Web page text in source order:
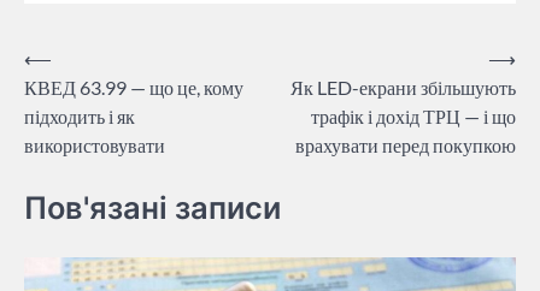
Навігація
записів
⟵
КВЕД 63.99 — що це, кому
підходить і як
використовувати
Як LED-екрани збільшують
трафік і дохід ТРЦ — і що
врахувати перед покупкою
⟶
Пов'язані записи